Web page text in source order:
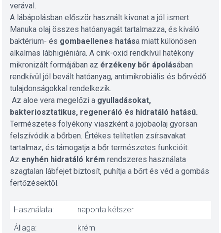
verával.
A lábápolásban először használt kivonat a jól ismert
Manuka olaj összes hatóanyagát tartalmazza, és kiváló
baktérium- és gombaellenes hatása miatt különösen
alkalmas lábhigiéniára. A cink-oxid rendkívül hatékony
mikronizált formájában az érzékeny bőr ápolásában
rendkívül jól bevált hatóanyag, antimikrobiális és bőrvédő
tulajdonságokkal rendelkezik.
Az aloe vera megelőzi a gyulladásokat,
bakteriosztatikus, regeneráló és hidratáló hatású.
Természetes folyékony viaszként a jojobaolaj gyorsan
felszívódik a bőrben. Értékes telítetlen zsírsavakat
tartalmaz, és támogatja a bőr természetes funkcióit.
Az enyhén hidratáló krém rendszeres használata
szagtalan lábfejet biztosít, puhítja a bőrt és véd a gombás
fertőzésektől.
Használata:
naponta kétszer
Állaga:
krém